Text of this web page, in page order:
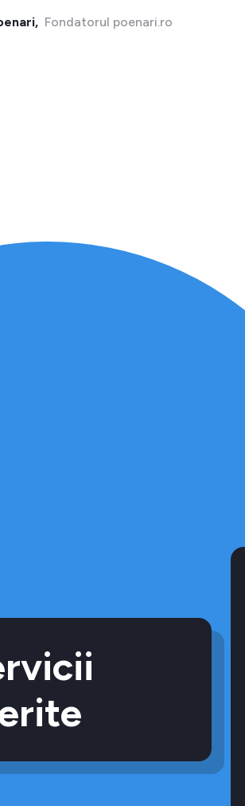
Lucian Poenari,Fondatorul poenari.ro